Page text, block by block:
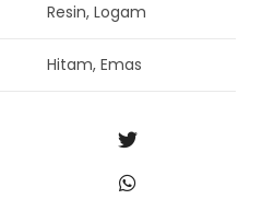
Resin, Logam
Hitam, Emas